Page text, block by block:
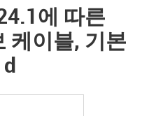
에 따른
케이블, 기본